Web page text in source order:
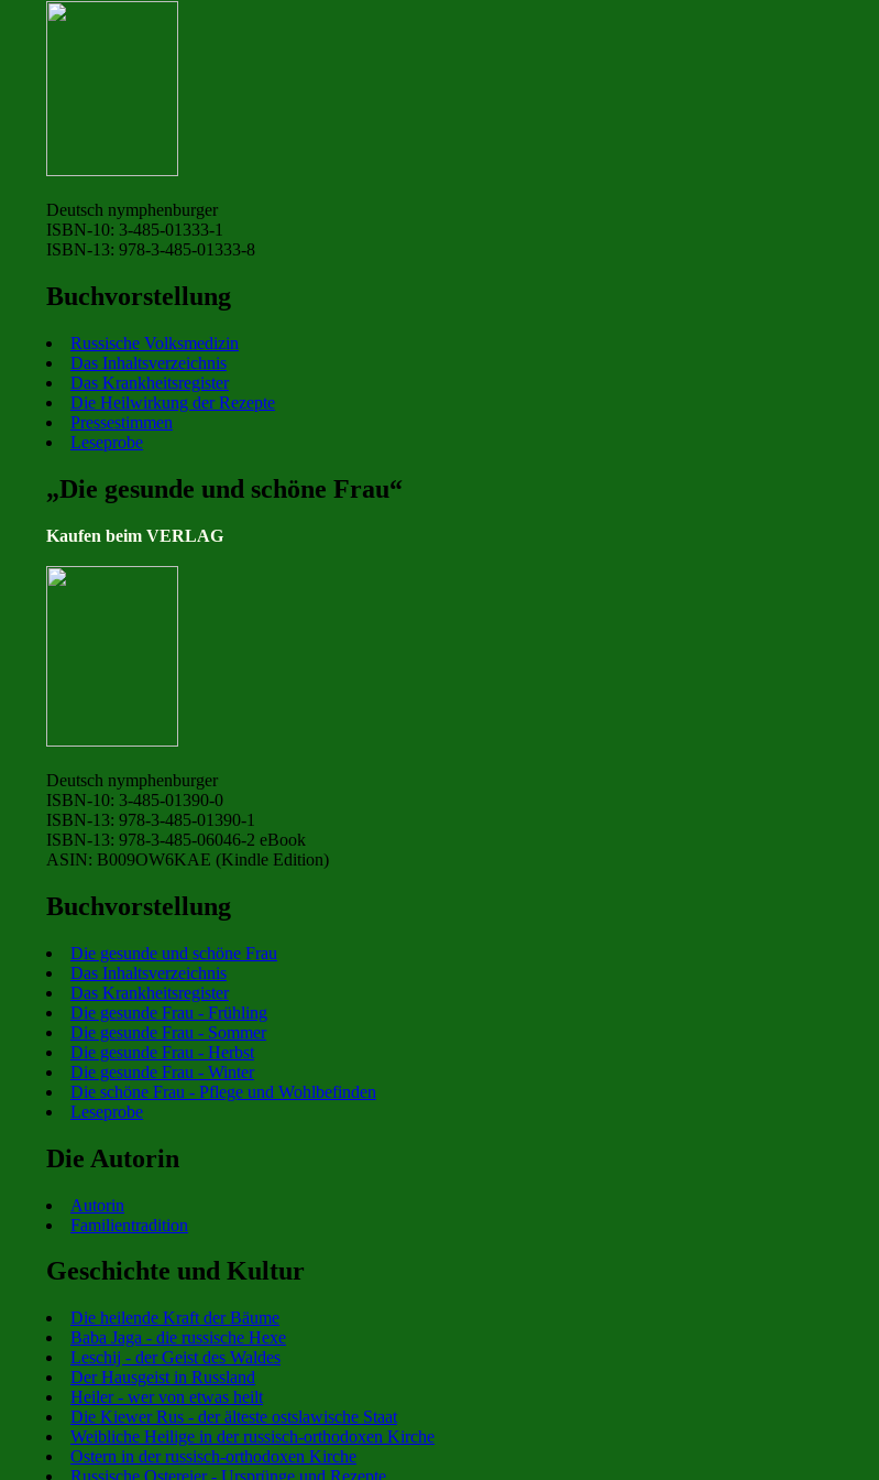
Deutsch nymphenburger
ISBN-10: 3-485-01333-1
ISBN-13: 978-3-485-01333-8
Buchvorstellung
Russische Volksmedizin
Das Inhaltsverzeichnis
Das Krankheitsregister
Die Heilwirkung der Rezepte
Pressestimmen
Leseprobe
„Die gesunde und schöne Frau“
Kaufen beim VERLAG
Deutsch nymphenburger
ISBN-10: 3-485-01390-0
ISBN-13: 978-3-485-01390-1
ISBN-13: 978-3-485-06046-2 eBook
ASIN: B009OW6KAE (Kindle Edition)
Buchvorstellung
Die gesunde und schöne Frau
Das Inhaltsverzeichnis
Das Krankheitsregister
Die gesunde Frau - Frühling
Die gesunde Frau - Sommer
Die gesunde Frau - Herbst
Die gesunde Frau - Winter
Die schöne Frau - Pflege und Wohlbefinden
Leseprobe
Die Autorin
Autorin
Familientradition
Geschichte und Kultur
Die heilende Kraft der Bäume
Baba Jaga - die russische Hexe
Leschij - der Geist des Waldes
Der Hausgeist in Russland
Heiler - wer von etwas heilt
Die Kiewer Rus - der älteste ostslawische Staat
Weibliche Heilige in der russisch-orthodoxen Kirche
Ostern in der russisch-orthodoxen Kirche